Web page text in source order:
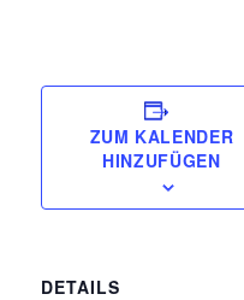
ZUM KALENDER
HINZUFÜGEN
DETAILS